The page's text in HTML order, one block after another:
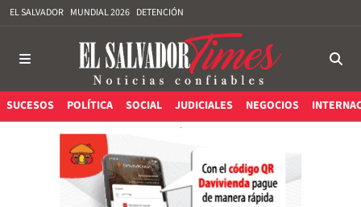
EL SALVADOR MUNDIAL 2026 DETENCIÓN
SUCESOS POLÍTICA SOCIAL JUDICIALES NEGOCIOS